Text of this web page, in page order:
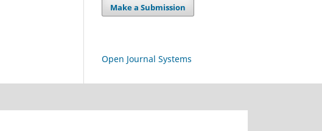
Make a Submission
Open Journal Systems